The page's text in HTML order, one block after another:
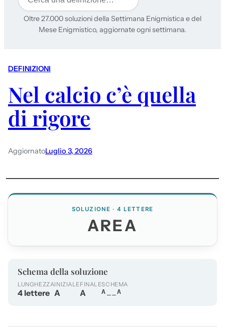
Oltre 27.000 soluzioni della Settimana Enigmistica e del
Mese Enigmistico, aggiornate ogni settimana.
DEFINIZIONI
Nel calcio c’è quella
di rigore
AggiornatoLuglio 3, 2026
SOLUZIONE · 4 LETTERE
AREA
Schema della soluzione
LUNGHEZZA
4 lettere
INIZIALE
A
FINALE
A
SCHEMA
A__A